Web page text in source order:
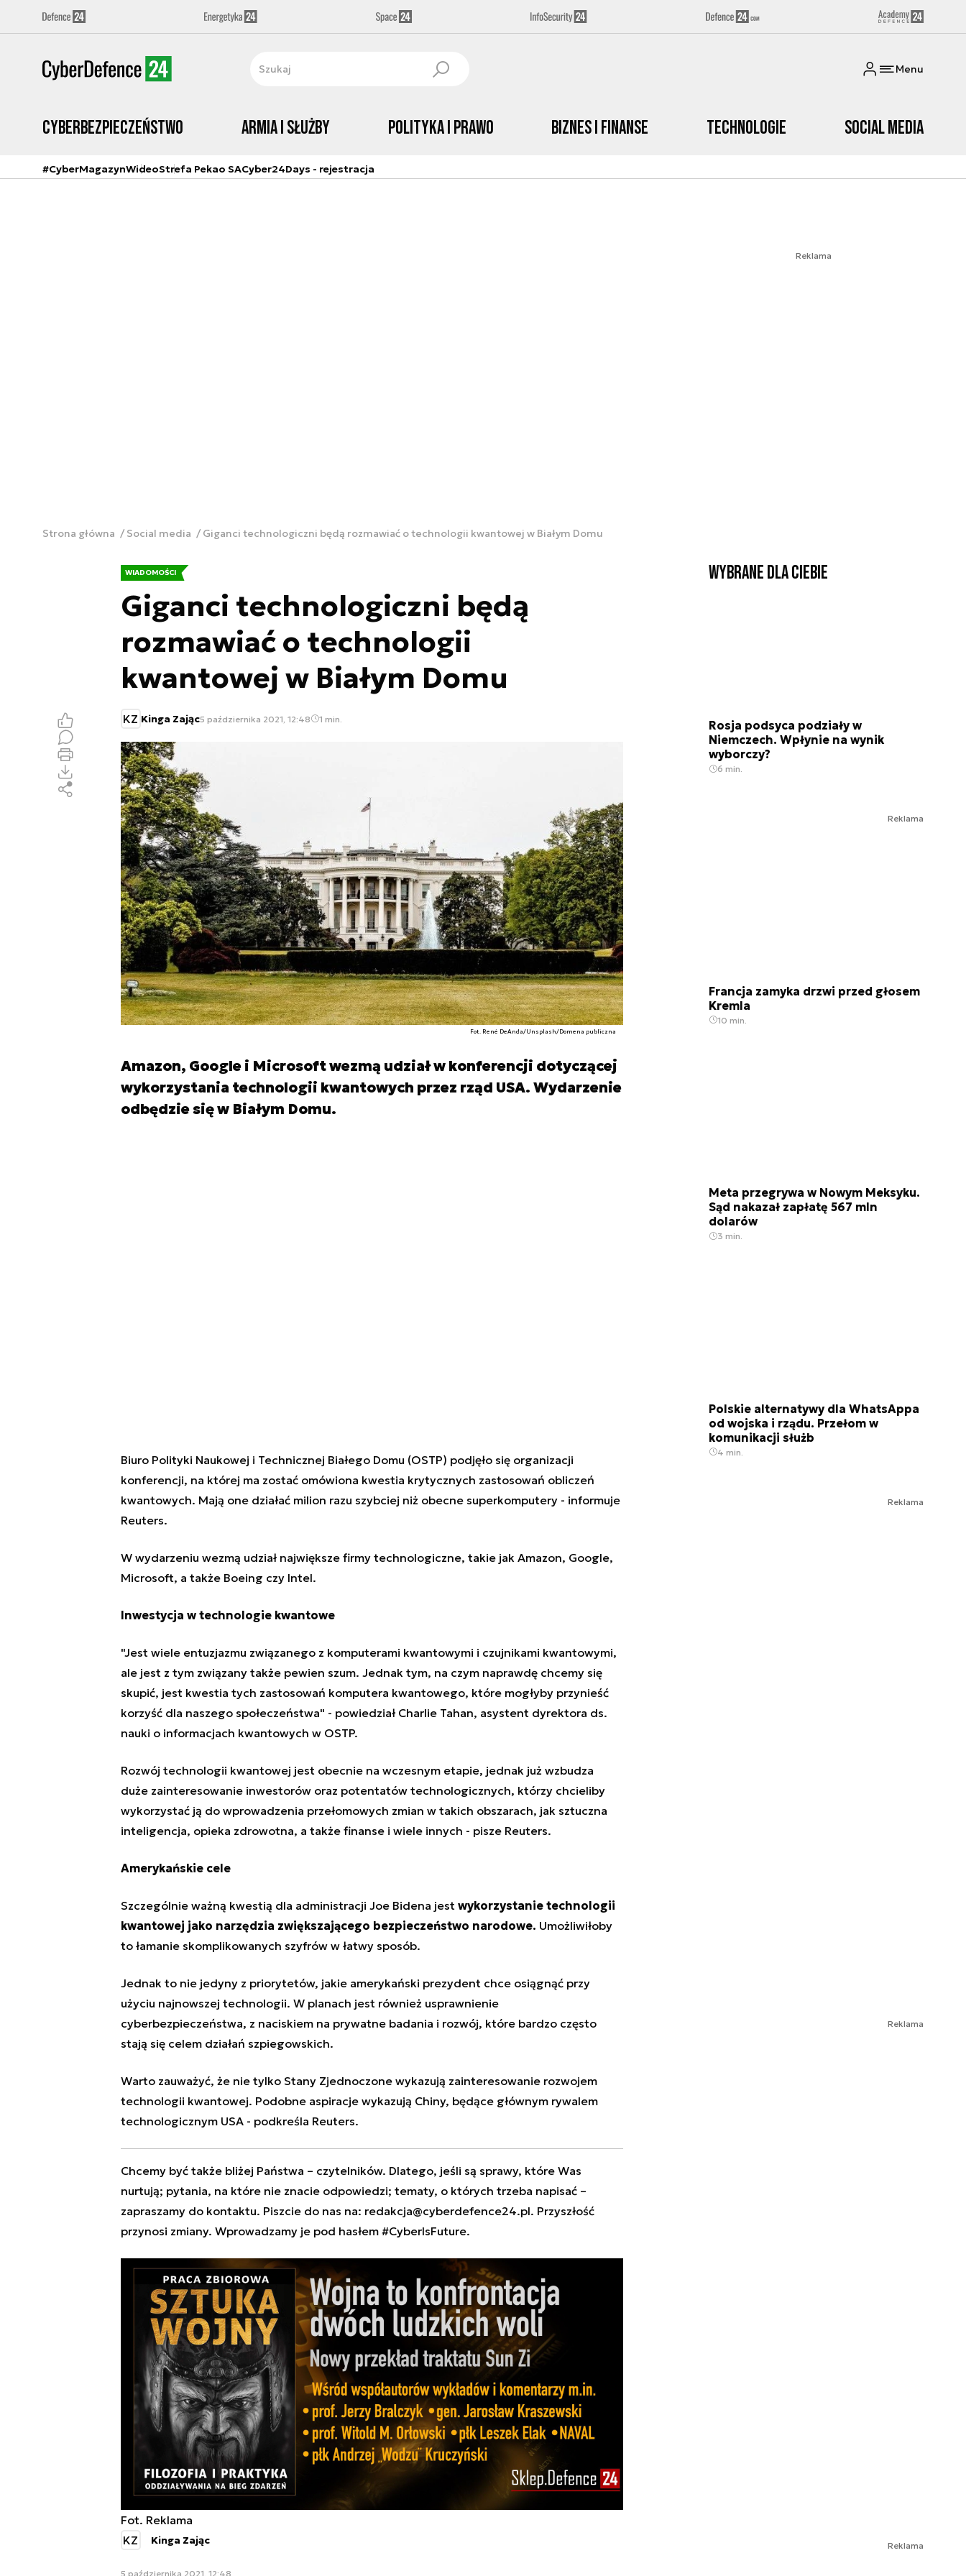
Menu
Cyberbezpieczeństwo Armia i Służby Polityka i prawo Biznes i Finanse Technologie Social media
#CyberMagazynWideoStrefa Pekao SACyber24Days - rejestracja
Reklama
Strona główna Social media Giganci technologiczni będą rozmawiać o technologii kwantowej w Białym Domu
WIADOMOŚCI
Giganci technologiczni będą
rozmawiać o technologii
kwantowej w Białym Domu
KZ Kinga Zając5 października 2021, 12:48 1 min.
Fot. René DeAnda/Unsplash/Domena publiczna
Amazon, Google i Microsoft wezmą udział w konferencji dotyczącej
wykorzystania technologii kwantowych przez rząd USA. Wydarzenie
odbędzie się w Białym Domu.
Biuro Polityki Naukowej i Technicznej Białego Domu (OSTP) podjęło się organizacji
konferencji, na której ma zostać omówiona kwestia krytycznych zastosowań obliczeń
kwantowych. Mają one działać milion razu szybciej niż obecne superkomputery - informuje
Reuters.
W wydarzeniu wezmą udział największe firmy technologiczne, takie jak Amazon, Google,
Microsoft, a także Boeing czy Intel.
Inwestycja w technologie kwantowe
"Jest wiele entuzjazmu związanego z komputerami kwantowymi i czujnikami kwantowymi,
ale jest z tym związany także pewien szum. Jednak tym, na czym naprawdę chcemy się
skupić, jest kwestia tych zastosowań komputera kwantowego, które mogłyby przynieść
korzyść dla naszego społeczeństwa" - powiedział Charlie Tahan, asystent dyrektora ds.
nauki o informacjach kwantowych w OSTP.
Rozwój technologii kwantowej jest obecnie na wczesnym etapie, jednak już wzbudza
duże zainteresowanie inwestorów oraz potentatów technologicznych, którzy chcieliby
wykorzystać ją do wprowadzenia przełomowych zmian w takich obszarach, jak sztuczna
inteligencja, opieka zdrowotna, a także finanse i wiele innych - pisze Reuters.
Amerykańskie cele
Szczególnie ważną kwestią dla administracji Joe Bidena jest wykorzystanie technologii
kwantowej jako narzędzia zwiększającego bezpieczeństwo narodowe. Umożliwiłoby
to łamanie skomplikowanych szyfrów w łatwy sposób.
Jednak to nie jedyny z priorytetów, jakie amerykański prezydent chce osiągnąć przy
użyciu najnowszej technologii. W planach jest również usprawnienie
cyberbezpieczeństwa, z naciskiem na prywatne badania i rozwój, które bardzo często
stają się celem działań szpiegowskich.
Warto zauważyć, że nie tylko Stany Zjednoczone wykazują zainteresowanie rozwojem
technologii kwantowej. Podobne aspiracje wykazują Chiny, będące głównym rywalem
technologicznym USA- podkreśla Reuters.
Chcemy być także bliżej Państwa – czytelników. Dlatego, jeśli są sprawy, które Was
nurtują; pytania, na które nie znacie odpowiedzi; tematy, o których trzeba napisać –
zapraszamy do kontaktu. Piszcie do nas na: redakcja@cyberdefence24.pl. Przyszłość
przynosi zmiany. Wprowadzamy je pod hasłem #CyberIsFuture.
Fot. Reklama
KZ
Kinga Zając
5 października 2021, 12:48
Wybrane dla Ciebie
Rosja podsyca podziały w
Niemczech. Wpłynie na wynik
wyborczy?
6 min.
Reklama
Francja zamyka drzwi przed głosem
Kremla
10 min.
Meta przegrywa w Nowym Meksyku.
Sąd nakazał zapłatę 567 mln
dolarów
3 min.
Polskie alternatywy dla WhatsAppa
od wojska i rządu. Przełom w
komunikacji służb
4 min.
Reklama
Reklama
Reklama